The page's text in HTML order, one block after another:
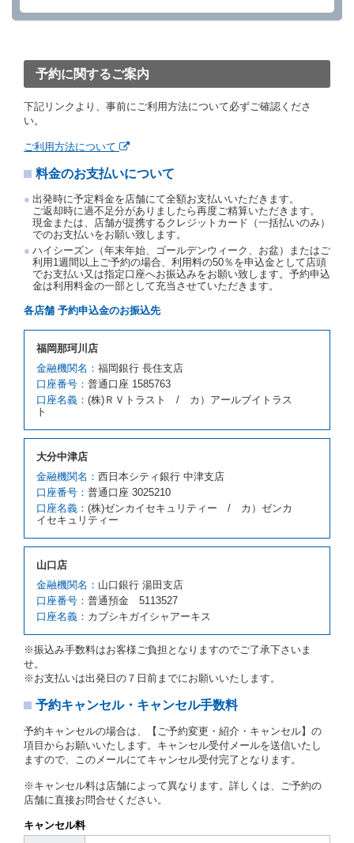
を１時間以上経過してもレンタカー貸渡契約（以下
約取消手数料を当社に支払うものとし、当社は、この
予約取消手数料の支払いがあったときは、受領済の予
約申込金を借受人に返還するものとします。
当社の都合により、予約が取り消されたとき、又は貸
約申込金を返還するものとします。
若しくは当社のいずれの責にもよらない事由により貸
たものとします。この場合、当社は受領済の予約申込
金を返還するものとします。
第５条（代替レンタカー）
当社は、借受人から予約のあった車種クラスのレンタ
カーを貸し渡すことができないときは、予約と異なる
車種クラスのレンタカー（以下「代替レンタカー」と
いいます。）の貸渡しを申し入れることができるもの
とします。
クラスを除き予約時と同一の借受条件でレンタカー提
携先の代替レンタカーを貸し渡すものとします。な
お、代替レンタカーの貸渡料金が予約された車種クラ
スの貸渡料金より高くなるときは、予約した車種クラ
スの貸渡料金によるものとし、予約された車種クラス
借受人は、第１項の代替レンタカーの貸渡しの申入れ
を拒絶し、予約を取り消すことができるものとしま
す。
前項の場合、第１項の貸渡しをすることができない原
因が、当社の責に帰する事由によるときには第４条第
４項の予約の取消しとして取り扱い、当社は受領済の
予約申込金を返還するものとします。
原因が、当社の責に帰さない事由による時には第４条
第５項の予約の取消しとして取り扱い、当社は受領済
の予約申込金を返還するものとします。
第６条（免責）
当社及び借受人は、予約が取り消され、又は貸渡契約
が締結されなかったことについて、第４条及び第５条
に定める場合を除き、相互に何らの請求をしないもの
とします。
第３章／貸 渡 し
第７条（貸渡契約の締結）
借受人は第２条第１項に定める借受条件を明示し、当
貸渡契約を締結するものとします。ただし、貸し渡す
ことができるレンタカーがない場合又は借受人若しく
は運転者が第８条第１項若しくは第２項各号のいずれ
かに該当する場合を除きます。
予約に関するご案内
下記リンクより、事前にご利用方法について必ずご確認くださ
い。
ご利用方法について
料金のお支払いについて
出発時に予定料金を店舗にて全額お支払いいただきます。
ご返却時に過不足分がありましたら再度ご精算いただきます。
現金または、店舗が提携するクレジットカード（一括払いのみ）
でのお支払いをお願い致します。
ハイシーズン（年末年始、ゴールデンウィーク、お盆）またはご
利用1週間以上ご予約の場合、利用料の50％を申込金として店頭
でお支払い又は指定口座へお振込みをお願い致します。予約申込
金は利用料金の一部として充当させていただきます。
各店舗 予約申込金のお振込先
福岡那珂川店
金融機関名： 福岡銀行 長住支店
口座番号： 普通口座 1585763
口座名義： (株)ＲＶトラスト / カ）アールブイトラス
ト
大分中津店
金融機関名： 西日本シティ銀行 中津支店
口座番号： 普通口座 3025210
口座名義： (株)ゼンカイセキュリティー / カ）ゼンカ
イセキュリティー
山口店
金融機関名： 山口銀行 湯田支店
口座番号： 普通預金 5113527
口座名義： カブシキガイシャアーキス
※振込み手数料はお客様ご負担となりますのでご了承下さいま
せ。
※お支払いは出発日の７日前までにお願いいたします。
予約キャンセル・キャンセル手数料
予約キャンセルの場合は、【ご予約変更・紹介・キャンセル】の
項目からお願いいたします。キャンセル受付メールを送信いたし
ますので、このメールにてキャンセル受付完了となります。
※キャンセル料は店舗によって異なります。詳しくは、ご予約の
店舗に直接お問合せください。
キャンセル料